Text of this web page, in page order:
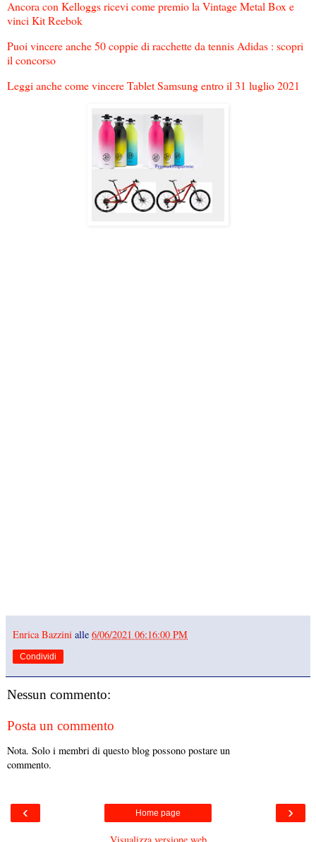
Ancora con Kelloggs ricevi come premio la Vintage Metal Box e
vinci Kit Reebok
Puoi vincere anche 50 coppie di racchette da tennis Adidas : scopri
il concorso
Leggi anche come vincere Tablet Samsung entro il 31 luglio 2021
Enrica Bazzini alle 6/06/2021 06:16:00 PM
Condividi
Nessun commento:
Posta un commento
Nota. Solo i membri di questo blog possono postare un
commento.
‹ ›
Home page
Visualizza versione web